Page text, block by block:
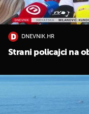
DNEVNIK.HR
Strani policajci na